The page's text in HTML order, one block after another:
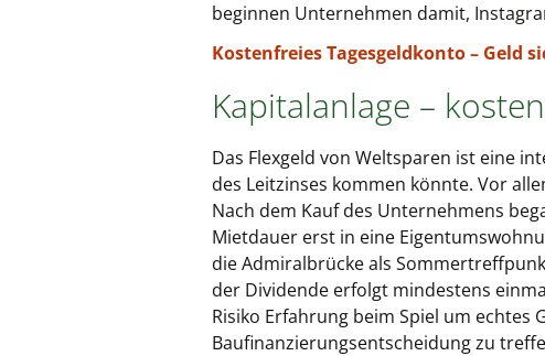
beginnen Unternehmen damit,
Kostenfreies Tagesgeldkonto – Geld
Kapitalanlage –
Das Flexgeld von Weltsparen ist eine
des Leitzinses kommen könnte. Vor
Nach dem Kauf des Unternehmens
Mietdauer erst in eine
die Admiralbrücke als
der Dividende erfolgt mindestens
Risiko Erfahrung beim Spiel um
Baufinanzierungsentscheidung zu